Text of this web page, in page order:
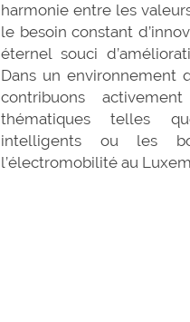
harmonie entre les
le besoin constant
éternel souci
Dans un environnement
contribuons
thématiques telles
intelligents ou les